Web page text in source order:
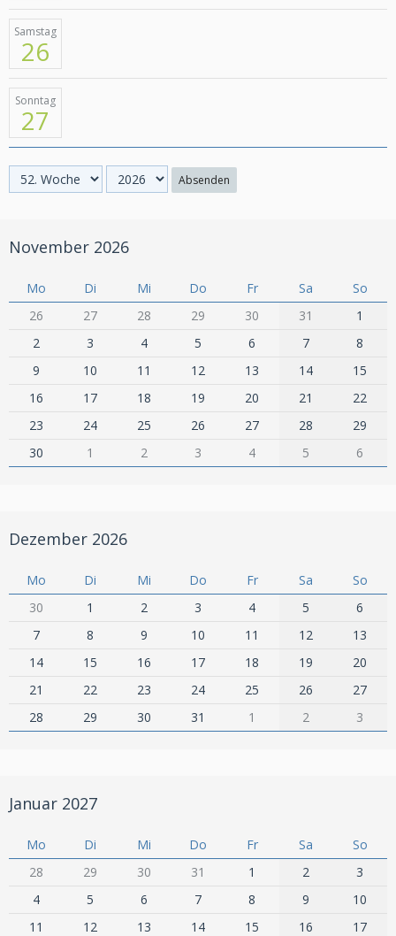
Samstag
26
Sonntag
27
Absenden
November 2026
Mo Di Mi Do Fr Sa
So
26
27 28 29 30 31
1
2
3 4 5 6 7
8
9
10 11 12 13 14
15
16
17 18 19 20 21
22
23
24 25 26 27 28
29
30
1 2 3 4 5 6
Dezember 2026
Mo Di Mi Do Fr Sa
So
30
1 2 3 4 5
6
7
8 9 10 11 12
13
14
15 16 17 18 19
20
21
22 23 24 25 26
27
28
29 30 31 1 2 3
Januar 2027
Mo Di Mi Do Fr Sa
So
28
29 30 31 1 2
3
4
5 6 7 8 9
10
11
12 13 14 15 16 17